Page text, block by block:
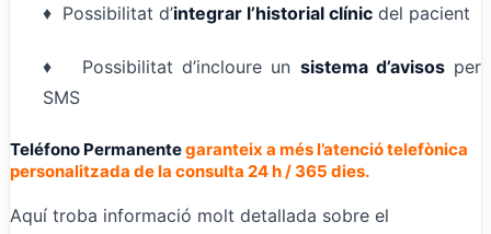
♦ Possibilitat d’integrar l’historial clínic del pacient
♦ Possibilitat d’incloure un sistema d’avisosper
SMS
Teléfono Permanentegaranteix a més l’atenció telefònica
personalitzada de la consulta 24 h / 365 dies.
Aquí troba informació molt detallada sobre el